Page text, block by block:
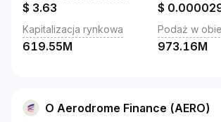
$ 3.63 $
Kapitalizacja rynkowa
619.55M
Podaż w
973.16M
O Aerodrome Finance (AERO)